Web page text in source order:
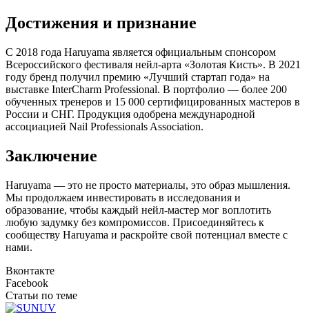
Достижения и признание
С 2018 года Haruyama является официальным спонсором
Всероссийского фестиваля нейл-арта «Золотая Кисть». В 2021
году бренд получил премию «Лучший стартап года» на
выставке InterCharm Professional. В портфолио — более 200
обученных тренеров и 15 000 сертифицированных мастеров в
России и СНГ. Продукция одобрена международной
ассоциацией Nail Professionals Association.
Заключение
Haruyama — это не просто материалы, это образ мышления.
Мы продолжаем инвестировать в исследования и
образование, чтобы каждый нейл-мастер мог воплотить
любую задумку без компромиссов. Присоединяйтесь к
сообществу Haruyama и раскройте свой потенциал вместе с
нами.
Вконтакте
Facebook
Статьи по теме